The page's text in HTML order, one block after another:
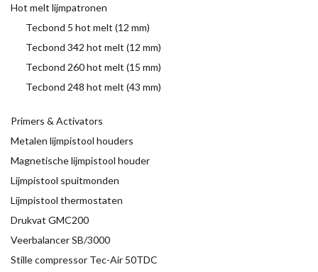
Hot melt lijmpatronen
Tecbond 5 hot melt (12 mm)
Tecbond 342 hot melt (12 mm)
Tecbond 260 hot melt (15 mm)
Tecbond 248 hot melt (43 mm)
Primers & Activators
Metalen lijmpistool houders
Magnetische lijmpistool houder
Lijmpistool spuitmonden
Lijmpistool thermostaten
Drukvat GMC200
Veerbalancer SB/3000
Stille compressor Tec-Air 50TDC